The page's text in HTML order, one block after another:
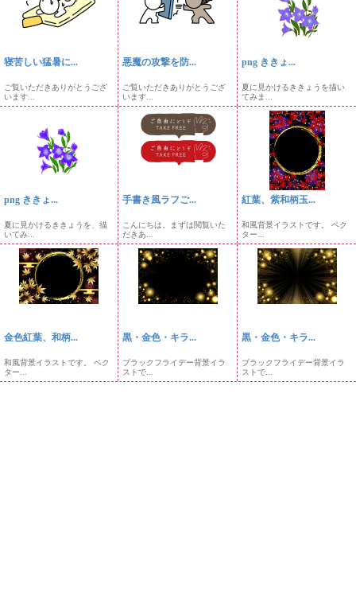
寝苦しい猛暑に...
ご覧いただきありがとうござ
います...
悪魔の攻撃を防...
ご覧いただきありがとうござ
います...
png ききょ...
夏に見かけるききょうを描い
てみま...
png ききょ...
夏に見かけるききょうを、描
いてみ...
手書き風ラフご...
こんにちは。まずは閲覧いた
だきあ...
紅葉、紫和柄玉...
和風背景イラストです。 ベク
ター...
金色紅葉、和柄...
和風背景イラストです。 ベク
ター...
黒・金色・キラ...
ブラックフライデー背景イラ
ストで...
黒・金色・キラ...
ブラックフライデー背景イラ
ストで...